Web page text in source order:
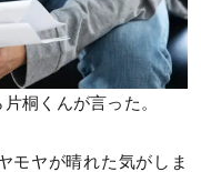
桐くんが言った。
モヤが晴れた気がしま